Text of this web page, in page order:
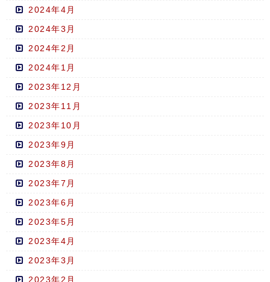
2024年4月
2024年3月
2024年2月
2024年1月
2023年12月
2023年11月
2023年10月
2023年9月
2023年8月
2023年7月
2023年6月
2023年5月
2023年4月
2023年3月
2023年2月